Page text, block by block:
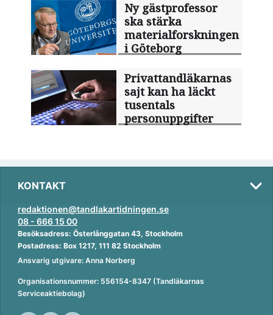
Ny gästprofessor
ska stärka
materialforskningen
i Göteborg
Privattandläkarnas
sajt kan ha läckt
tusentals
personuppgifter
KONTAKT
redaktionen@tandlakartidningen.se
08 - 666 15 00
Besöksadress: Österlånggatan 43, Stockholm
Postadress: Box 1217, 111 82 Stockholm
Ansvarig utgivare: Anna Norberg
Organisationsnummer: 556154-8347 (Tandläkarnas
Serviceaktiebolag)